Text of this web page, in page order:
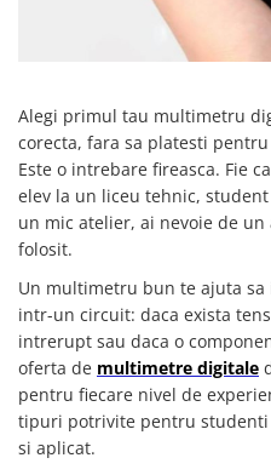
Seturi de Surubelnite
Chei Dinamometrice
Chei Fixe
Chei Reglabile
Chei Combinate
Chei Inelare cu Cot
Nivele cu bula
Truse de Scule
Scule Electrice
Unelte Multifunctionale
Surubelnite Electrice
SCHRACK TECHNIK
SANYO
SUPERFIRE
SONOFF
TERMOPASTY
TOPDON
TENPOWER
VICTOR
VETO PRO PAC
WEICON
WERA
WIHA
Alegi primul tau multimetru
corecta, fara sa platesti
Este o intrebare fireasca. Fie
elev la un liceu tehnic,
un mic atelier, ai nevoie de
folosit.
Un multimetru bun te ajuta
intr-un circuit: daca exista
intrerupt sau daca o
oferta de multimetre digitale
pentru fiecare nivel de
tipuri potrivite pentru
si aplicat.